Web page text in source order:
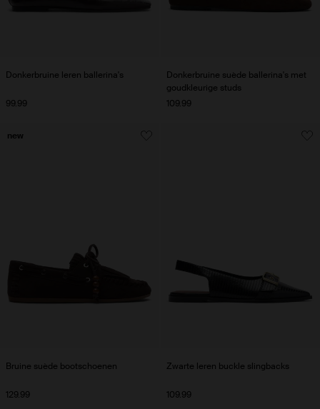
Donkerbruine leren ballerina's
99.99
Donkerbruine suède ballerina's met
goudkleurige studs
109.99
Bruine suède bootschoenen
129.99
new
Zwarte leren buckle slingbacks
109.99